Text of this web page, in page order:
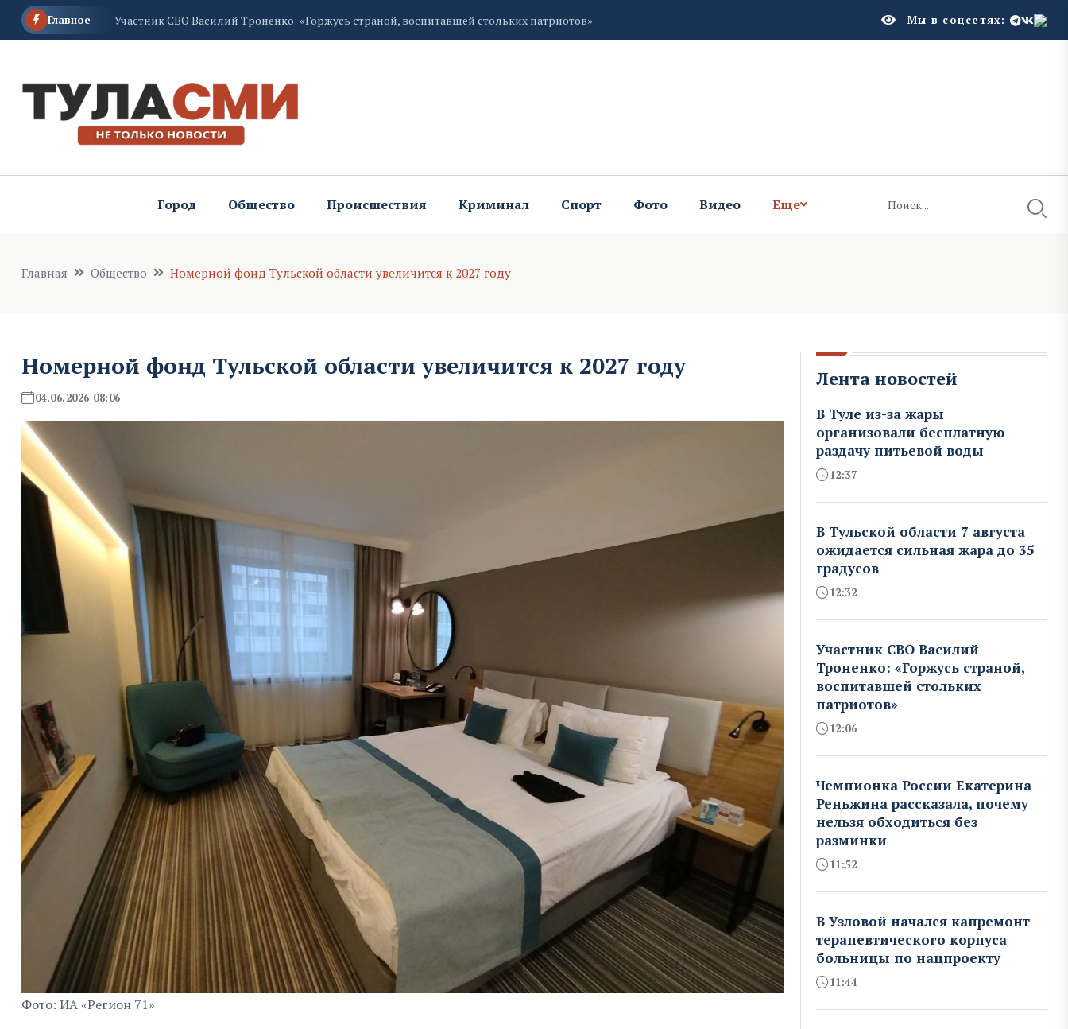
Главное В Туле из-за жары организовали бесплатную раздачу питьевой воды Мы в соцсетях:
Город Общество Происшествия Криминал Спорт Фото Видео Еще
Главная Общество Номерной фонд Тульской области увеличится к 2027 году
Номерной фонд Тульской области увеличится к 2027 году
04.06.2026 08:06
Фото: ИА «Регион 71»
Лента новостей
В Туле из-за жары
организовали бесплатную
раздачу питьевой воды
12:37
В Тульской области 7 августа
ожидается сильная жара до 35
градусов
12:32
Участник СВО Василий
Троненко: «Горжусь страной,
воспитавшей стольких
патриотов»
12:06
Чемпионка России Екатерина
Реньжина рассказала, почему
нельзя обходиться без
разминки
11:52
В Узловой начался капремонт
терапевтического корпуса
больницы по нацпроекту
11:44